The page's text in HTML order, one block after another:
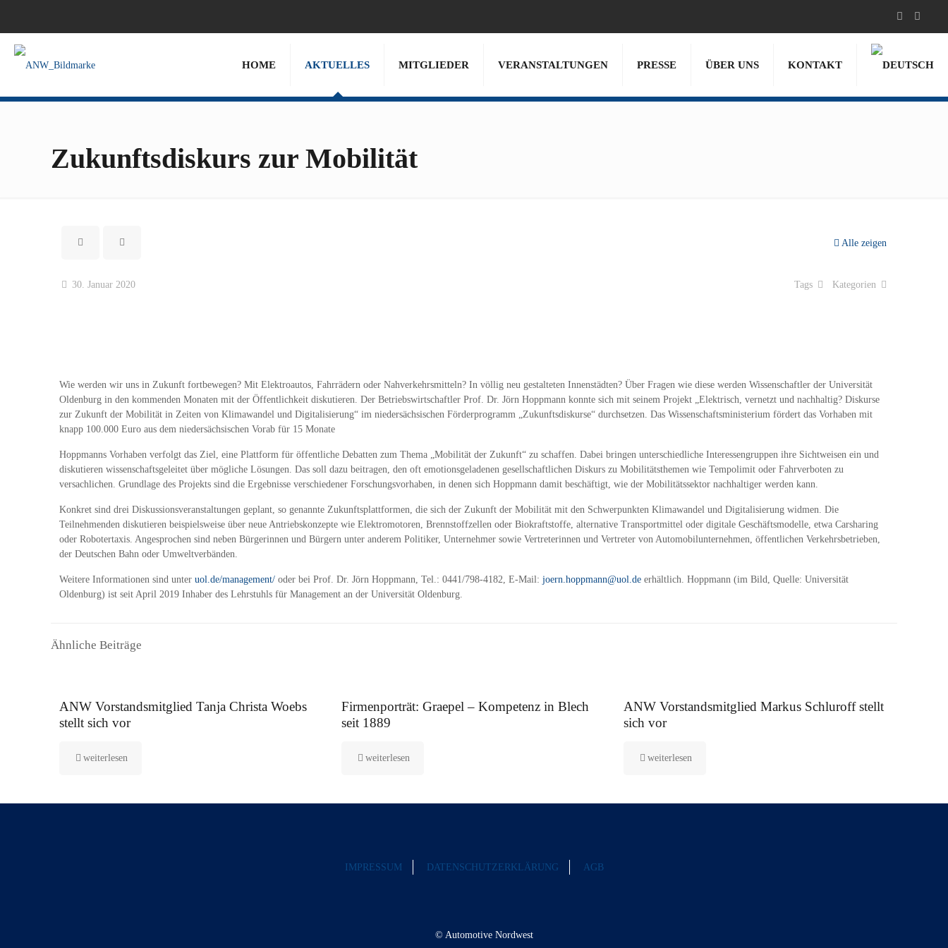
HOME AKTUELLES MITGLIEDER VERANSTALTUNGEN PRESSE ÜBER UNS KONTAKT
Zukunftsdiskurs zur Mobilität
Alle zeigen
30. Januar 2020 Kategorien
Tags
Wie werden wir uns in Zukunft fortbewegen? Mit Elektroautos, Fahrrädern oder Nahverkehrsmitteln? In völlig neu gestalteten Innenstädten? Über Fragen wie diese werden Wissenschaftler der Universität
Oldenburg in den kommenden Monaten mit der Öffentlichkeit diskutieren. Der Betriebswirtschaftler Prof. Dr. Jörn Hoppmann konnte sich mit seinem Projekt „Elektrisch, vernetzt und nachhaltig? Diskurse
zur Zukunft der Mobilität in Zeiten von Klimawandel und Digitalisierung“ im niedersächsischen Förderprogramm „Zukunftsdiskurse“ durchsetzen. Das Wissenschaftsministerium fördert das Vorhaben mit
knapp 100.000 Euro aus dem niedersächsischen Vorab für 15 Monate
Hoppmanns Vorhaben verfolgt das Ziel, eine Plattform für öffentliche Debatten zum Thema „Mobilität der Zukunft“ zu schaffen. Dabei bringen unterschiedliche Interessengruppen ihre Sichtweisen ein und
diskutieren wissenschaftsgeleitet über mögliche Lösungen. Das soll dazu beitragen, den oft emotionsgeladenen gesellschaftlichen Diskurs zu Mobilitätsthemen wie Tempolimit oder Fahrverboten zu
versachlichen. Grundlage des Projekts sind die Ergebnisse verschiedener Forschungsvorhaben, in denen sich Hoppmann damit beschäftigt, wie der Mobilitätssektor nachhaltiger werden kann.
Konkret sind drei Diskussionsveranstaltungen geplant, so genannte Zukunftsplattformen, die sich der Zukunft der Mobilität mit den Schwerpunkten Klimawandel und Digitalisierung widmen. Die
Teilnehmenden diskutieren beispielsweise über neue Antriebskonzepte wie Elektromotoren, Brennstoffzellen oder Biokraftstoffe, alternative Transportmittel oder digitale Geschäftsmodelle, etwa Carsharing
oder Robotertaxis. Angesprochen sind neben Bürgerinnen und Bürgern unter anderem Politiker, Unternehmer sowie Vertreterinnen und Vertreter von Automobilunternehmen, öffentlichen Verkehrsbetrieben,
der Deutschen Bahn oder Umweltverbänden.
Weitere Informationen sind unter uol.de/management/ oder bei Prof. Dr. Jörn Hoppmann, Tel.: 0441/798-4182, E-Mail: joern.hoppmann@uol.de erhältlich. Hoppmann (im Bild, Quelle: Universität
Oldenburg) ist seit April 2019 Inhaber des Lehrstuhls für Management an der Universität Oldenburg.
Ähnliche Beiträge
ANW Vorstandsmitglied Tanja Christa Woebs
stellt sich vor
weiterlesen
Firmenporträt: Graepel – Kompetenz in Blech
seit 1889
weiterlesen
ANW Vorstandsmitglied Markus Schluroff stellt
sich vor
weiterlesen
IMPRESSUM DATENSCHUTZERKLÄRUNG AGB
© Automotive Nordwest